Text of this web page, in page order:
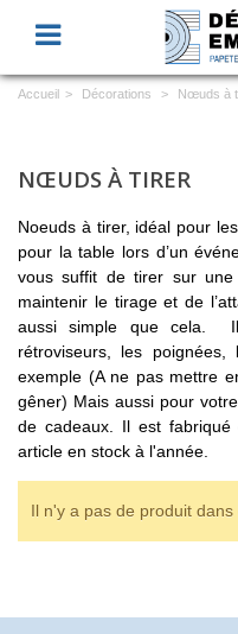
Accueil > Décorations > Nœuds à
NŒUDS À TIRER
Noeuds à tirer, idéal pour
pour la table lors d’un
vous suffit de tirer sur
maintenir le tirage et de
aussi simple que cela.
rétroviseurs, les poignées,
exemple (A ne pas mettre
gêner) Mais aussi pour
de cadeaux. Il est fabriqué
article en stock à l'année.
Il n'y a pas de produit